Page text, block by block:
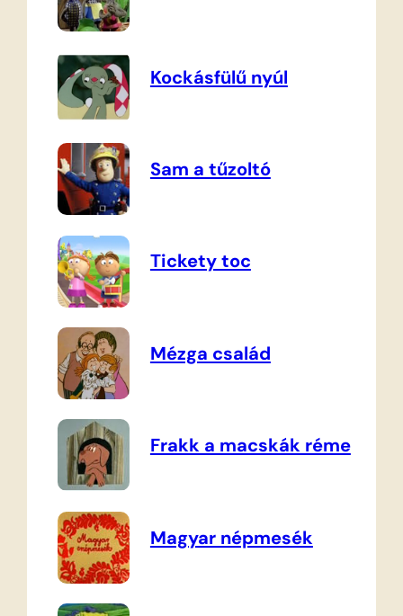
Kockásfülű nyúl
Sam a tűzoltó
Tickety toc
Mézga család
Frakk a macskák réme
Magyar népmesék